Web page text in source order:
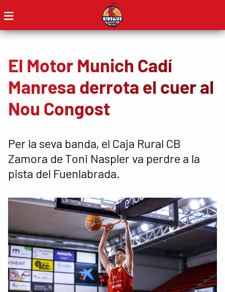
El Motor Munich Cadí
Manresa derrota el cuer al
Nou Congost
Per la seva banda, el Caja Rural CB
Zamora de Toni Naspler va perdre a la
pista del Fuenlabrada.